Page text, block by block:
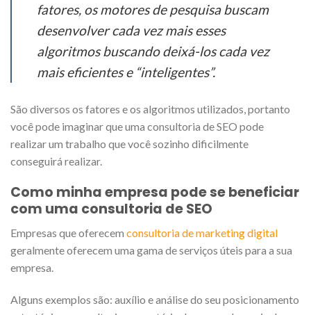
fatores, os motores de pesquisa buscam
desenvolver cada vez mais esses
algoritmos buscando deixá-los cada vez
mais eficientes e “inteligentes”.
São diversos os fatores e os algoritmos utilizados, portanto
você pode imaginar que uma consultoria de SEO pode
realizar um trabalho que você sozinho dificilmente
conseguirá realizar.
Como minha empresa pode se beneficiar
com uma consultoria de SEO
Empresas que oferecem consultoria de marketing digital
geralmente oferecem uma gama de serviços úteis para a sua
empresa.
Alguns exemplos são: auxílio e análise do seu posicionamento